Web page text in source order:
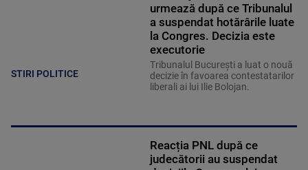
STIRI POLITICE
urmează după ce Tribunalul
a suspendat hotărârile luate
la Congres. Decizia este
executorie
Tribunalul București a luat o nouă
decizie în favoarea contestatarilor
liberali ai lui Ilie Bolojan.
Reacția PNL după ce
judecătorii au suspendat